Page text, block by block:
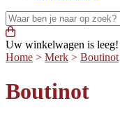
Uw winkelwagen is leeg!
Home > Merk > Boutinot
Boutinot